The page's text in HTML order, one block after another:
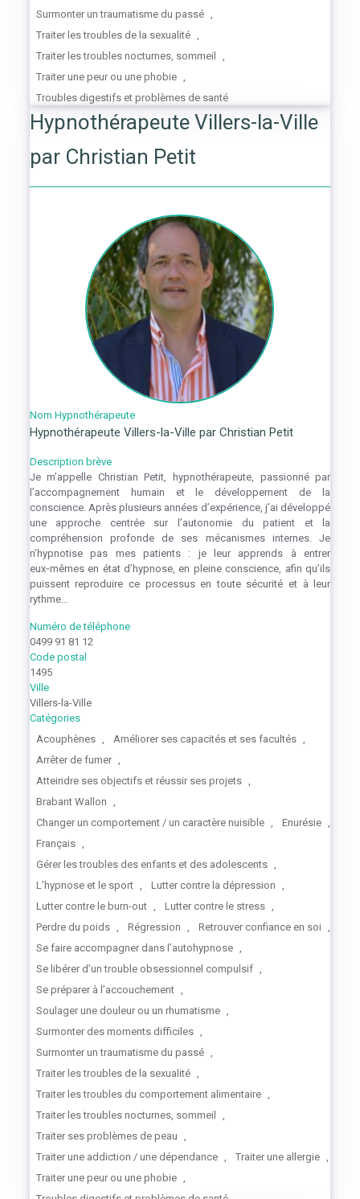
Surmonter un traumatisme du passé ,
Traiter les troubles de la sexualité ,
Traiter les troubles nocturnes, sommeil
,
Traiter une peur ou une phobie ,
Troubles digestifs et problèmes de santé
Hypnothérapeute Villers-la-Ville
par Christian Petit
Nom Hypnothérapeute
Hypnothérapeute Villers-la-Ville par Christian Petit
Description brève
Je m’appelle Christian Petit, hypnothérapeute, passionné par
l’accompagnement humain et le développement de la
conscience. Après plusieurs années d’expérience, j’ai développé
une approche centrée sur l’autonomie du patient et la
compréhension profonde de ses mécanismes internes. Je
n’hypnotise pas mes patients : je leur apprends à entrer
eux‑mêmes en état d’hypnose, en pleine conscience, afin qu’ils
puissent reproduire ce processus en toute sécurité et à leur
rythme…
Numéro de téléphone
0499 91 81 12
Code postal
1495
Ville
Villers-la-Ville
Catégories
Acouphènes , Améliorer ses capacités et ses facultés ,
Arrêter de fumer ,
Atteindre ses objectifs et réussir ses projets ,
Brabant Wallon ,
Changer un comportement / un caractère nuisible , Enurésie ,
Français ,
Gérer les troubles des enfants et des adolescents ,
L’hypnose et le sport , Lutter contre la dépression ,
Lutter contre le burn-out , Lutter contre le stress ,
Perdre du poids , Régression , Retrouver confiance en soi ,
Se faire accompagner dans l’autohypnose ,
Se libérer d’un trouble obsessionnel compulsif ,
Se préparer à l’accouchement ,
Soulager une douleur ou un rhumatisme ,
Surmonter des moments difficiles ,
Surmonter un traumatisme du passé ,
Traiter les troubles de la sexualité ,
Traiter les troubles du comportement alimentaire ,
Traiter les troubles nocturnes, sommeil
,
Traiter ses problèmes de peau ,
Traiter une addiction / une dépendance , Traiter une allergie ,
Traiter une peur ou une phobie ,